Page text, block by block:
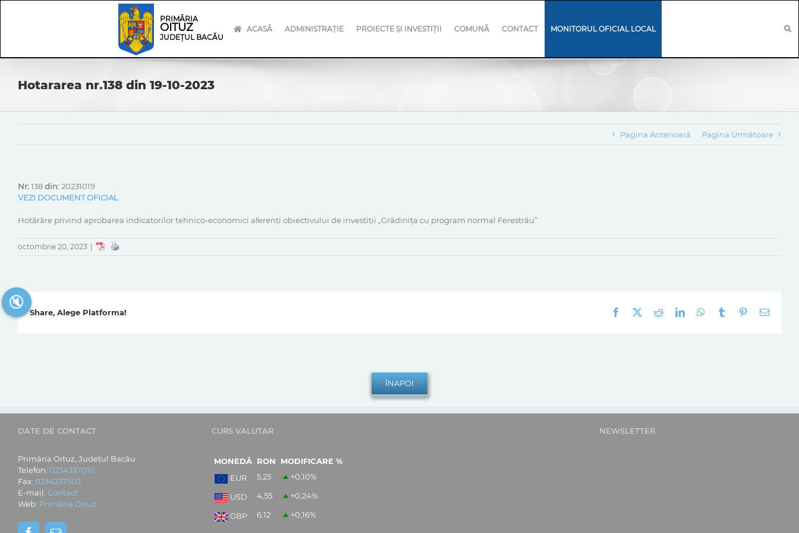
PRIMĂRIA
OITUZ
JUDEȚUL BACĂU
ACASĂ ADMINISTRAȚIE PROIECTE ȘI INVESTIȚII COMUNĂ CONTACT MONITORUL OFICIAL LOCAL
Hotararea nr.138 din 19-10-2023
Pagina Anterioară Pagina Următoare
Nr:138din:20231019
VEZI DOCUMENT OFICIAL
Hotărâre privind aprobarea indicatorilor tehnico-economici aferenți obiectivului de investiții „Grădinița cu program normal Ferestrău”
octombrie 20, 2023
Share, Alege Platforma! Facebook RedditLinkedInWhatsApp
Tumblr Pinterest
E-
DATE DE CONTACT
Primăria Oituz, Județul Bacău
Telefon: 0234337010
Fax: 0234337503
E-mail: Contact
Web: Primăria Oituz
CURS VALUTAR
MONEDĂ RON
MODIFICARE %
EUR
5,25 +0,10%
USD 4,55 +0,24%
GBP 6,12 +0,16%
NEWSLETTER
🔇